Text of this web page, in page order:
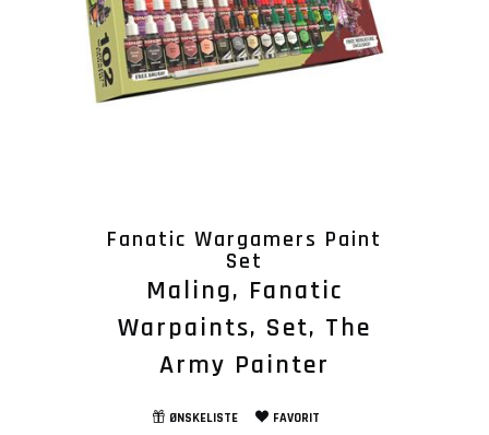
Fanatic Wargamers Paint
Set
Maling, Fanatic
Warpaints, Set, The
Army Painter
ØNSKELISTE FAVORIT